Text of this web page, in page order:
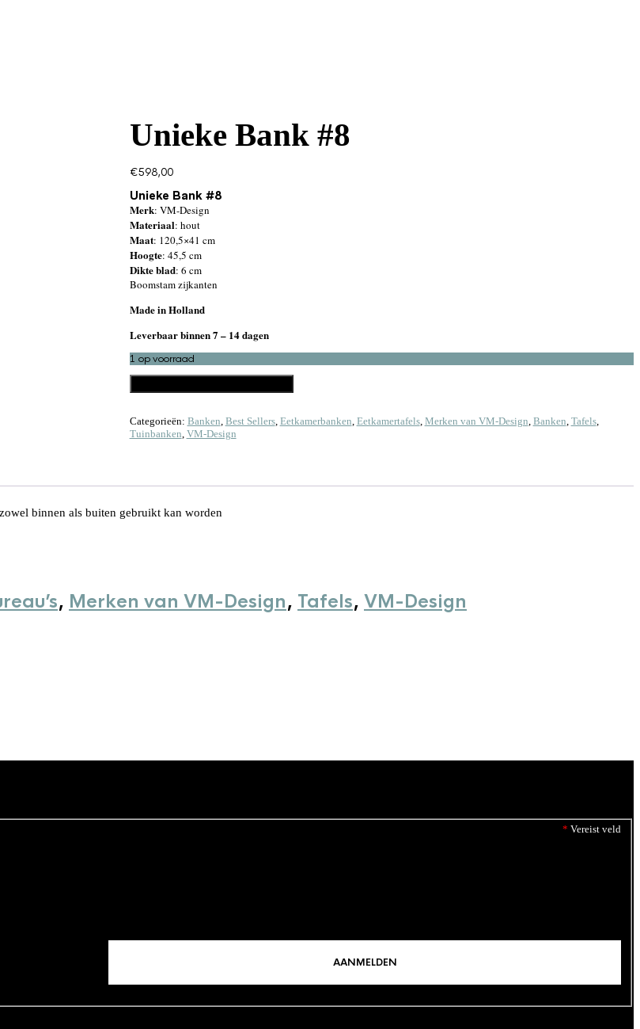
Unieke Bank #8
€598,00
Unieke Bank #8
Merk: VM-Design
Materiaal: hout
Maat: 120,5×41 cm
Hoogte: 45,5 cm
Dikte blad: 6 cm
Boomstam zijkanten
Made in Holland
Leverbaar binnen 7 – 14 dagen
1 op voorraad
UNIEKE BANK #8 AANTAL
Categorieën: Banken Best Sellers, Eetkamerbanken Eetkamertafels, Merken van VM-Design Banken Tafels,
Tuinbanken VM-Design
binnen als buiten gebruikt kan worden
, Merken van VM-Design, Tafels, VM-Design
* Vereist veld